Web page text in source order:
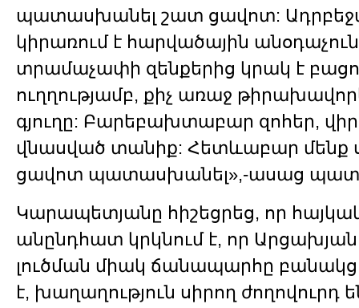
պատասխանել շատ ցավոտ:
կիրառում է հարվածային
տրամաչափի զենքերից կրակ է
ուղղությամբ, քիչ առաջ
գյուղը: Բարեբախտաբար զոհեր,
վնասված տանիք: Հետևաբար մենք
ցավոտ պատասխանել»,-ասաց
Կարապետյանը հիշեցրեց, որ
անընդհատ կրկնում է, որ
լուծման միակ ճանապարհը
է, խաղաղություն սիրող